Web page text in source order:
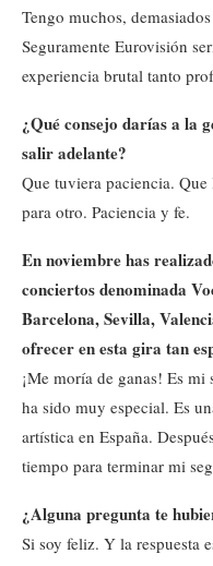
Tengo muchos,
Seguramente Eurovisión
experiencia brutal tanto
¿Qué consejo darías a la
salir adelante?
Que tuviera paciencia.
para otro. Paciencia y fe.
En noviembre has
conciertos denominada
Barcelona, Sevilla,
ofrecer en esta gira tan
¡Me moría de ganas! Es
ha sido muy especial. Es
artística en España.
tiempo para terminar mi
¿Alguna pregunta te
Si soy feliz. Y la respuesta